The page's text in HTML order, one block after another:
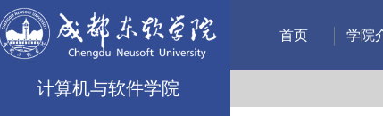
计算机与软件学院
首页 学院